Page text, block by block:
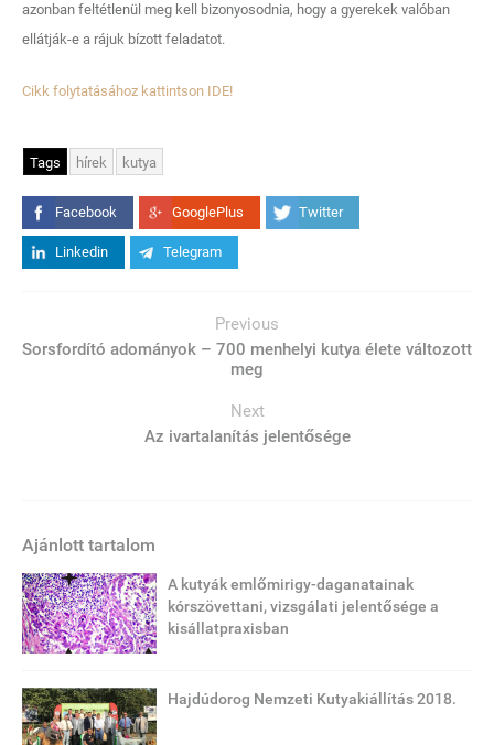
azonban feltétlenül meg kell bizonyosodnia, hogy a gyerekek valóban
ellátják-e a rájuk bízott feladatot.
Cikk folytatásához kattintson IDE!
Tags hírek kutya
Facebook GooglePlus Twitter
Linkedin Telegram
Previous
Sorsfordító adományok – 700 menhelyi kutya élete változott
meg
Next
Az ivartalanítás jelentősége
Ajánlott tartalom
A kutyák emlőmirigy-daganatainak
kórszövettani, vizsgálati jelentősége a
kisállatpraxisban
Hajdúdorog Nemzeti Kutyakiállítás 2018.